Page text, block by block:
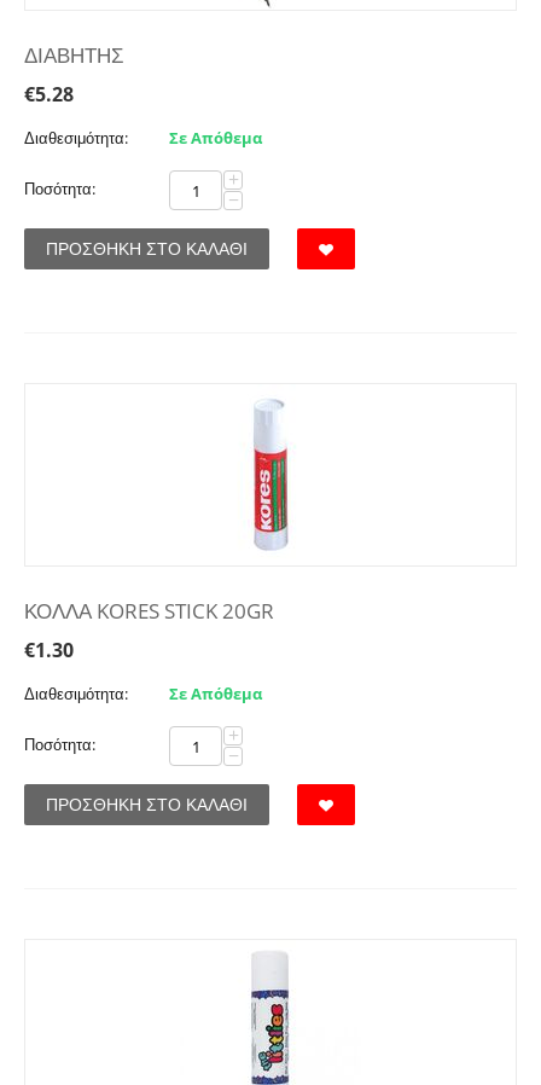
ΔΙΑΒΗΤΗΣ
€5.28
Διαθεσιμότητα: Σε Απόθεμα
Ποσότητα: +
−
ΠΡΟΣΘΉΚΗ ΣΤΟ ΚΑΛΆΘΙ
ΚΟΛΛΑ KORES STICK 20GR
€1.30
Διαθεσιμότητα: Σε Απόθεμα
Ποσότητα: +
−
ΠΡΟΣΘΉΚΗ ΣΤΟ ΚΑΛΆΘΙ